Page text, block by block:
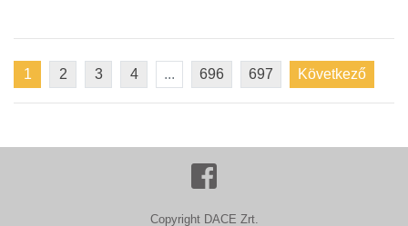
1 2 3 4 ... 696 697 Következő
Copyright DACE Zrt.